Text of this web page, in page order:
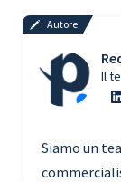
Autore
Il
Siamo un